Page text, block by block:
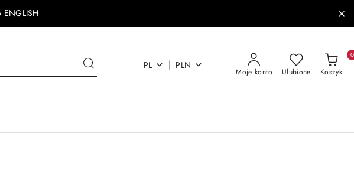
ENGLISH
PL | PLN
Moje konto Ulubione Koszyk
0